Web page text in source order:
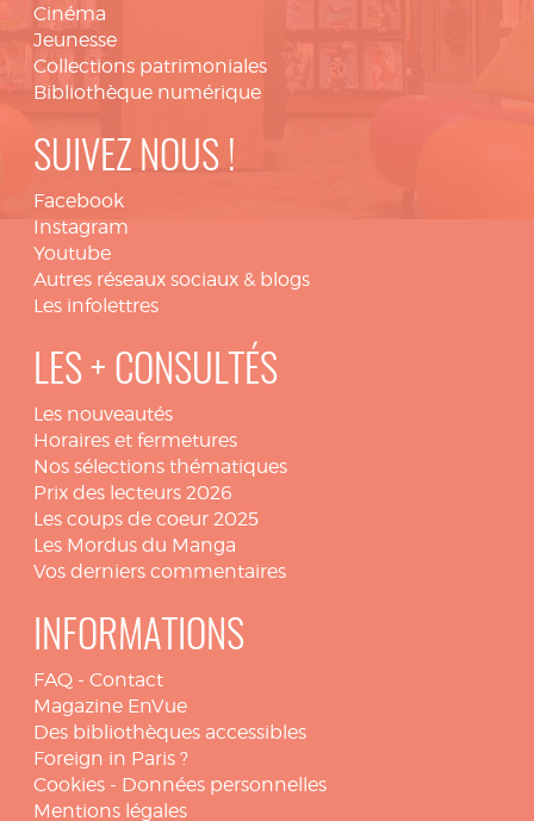
Cinéma
Jeunesse
Collections patrimoniales
Bibliothèque numérique
SUIVEZ NOUS !
Facebook
Instagram
Youtube
Autres réseaux sociaux & blogs
Les infolettres
LES + CONSULTÉS
Les nouveautés
Horaires et fermetures
Nos sélections thématiques
Prix des lecteurs 2026
Les coups de coeur 2025
Les Mordus du Manga
Vos derniers commentaires
INFORMATIONS
FAQ - Contact
Magazine EnVue
Des bibliothèques accessibles
Foreign in Paris ?
Cookies - Données personnelles
Mentions légales